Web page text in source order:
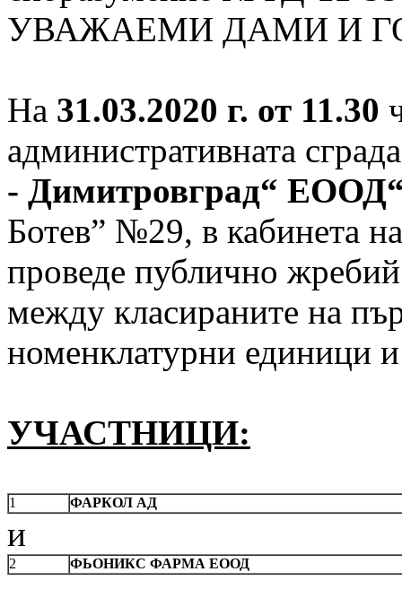
УВАЖАЕМИ ДАМИ И
На 31.03.2020 г. от 11.30
административната
- Димитровград“
Ботев” №29, в кабинета
проведе публично
между класираните на
номенклатурни единици
УЧАСТНИЦИ:
1 ФАРКОЛ АД
и
2 ФЬОНИКС ФАРМА ЕООД